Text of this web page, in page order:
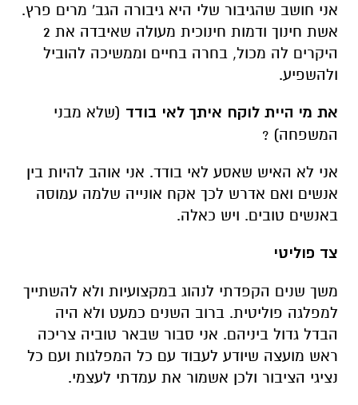
אני חושב שהגיבור שלי היא גיבורה הגב' מרים פרץ.
אשת חינוך ודמות חינוכית מעולה שאיבדה את 2
היקרים לה מכול, בחרה בחיים וממשיכה להוביל
ולהשפיע.
את מי היית לוקח איתך לאי בודד (שלא מבני
המשפחה) ?
אני לא האיש שאסע לאי בודד. אני אוהב להיות בין
אנשים ואם אדרש לכך אקח אונייה שלמה עמוסה
באנשים טובים. ויש כאלה.
צד פוליטי
משך שנים הקפדתי לנהוג במקצועיות ולא להשתייך
למפלגה פוליטית. ברוב השנים כמעט ולא היה
הבדל גדול ביניהם. אני סבור שבאר טוביה צריכה
ראש מועצה שיודע לעבוד עם כל המפלגות ועם כל
נציגי הציבור ולכן אשמור את עמדתי לעצמי.